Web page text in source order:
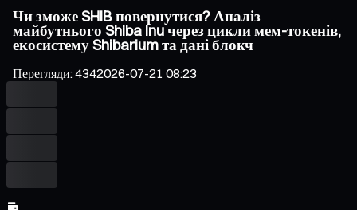
Чи зможе SHIB повернутися? Аналіз
майбутнього Shiba Inu через цикли мем-токенів,
екосистему Shibarium та дані блокч
Перегляди:4342026-07-21 08:23